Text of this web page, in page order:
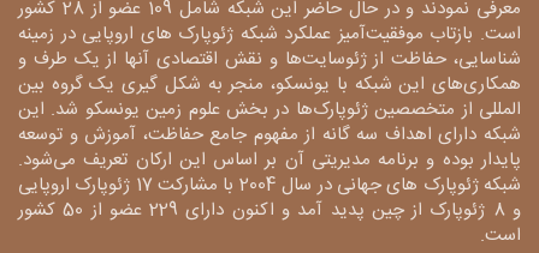
معرفی نمودند و در حال حاضر این شبکه شامل 109 عضو از 28 کشور
است. بازتاب موفقیت‌آمیز عملکرد شبکه ژئوپارک های اروپایی در زمینه
شناسایی، حفاظت از ژئوسایت‌ها و نقش اقتصادی آنها از یک طرف و
همکاری‌های این شبکه با یونسکو، منجر به شکل گیری یک گروه بین
المللی از متخصصین ژئوپارک‌ها در بخش علوم زمین یونسکو شد. این
شبکه دارای اهداف سه گانه از مفهوم جامع حفاظت، آموزش و توسعه
پایدار بوده و برنامه مدیریتی آن بر اساس این ارکان تعریف می‌شود.
شبکه ژئوپارک های جهانی در سال 2004 با مشارکت 17 ژئوپارک اروپایی
و 8 ژئوپارک از چین پدید آمد و اکنون دارای 229 عضو از 50 کشور
است.